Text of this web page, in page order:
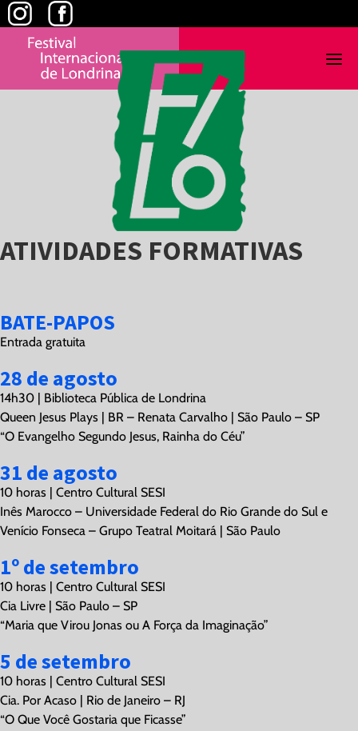
Skip
to
content
ATIVIDADES FORMATIVAS
Larger
Image
BATE-PAPOS
Entrada gratuita
28 de agosto
14h30 | Biblioteca Pública de Londrina
Queen Jesus Plays | BR – Renata Carvalho | São Paulo – SP
“O Evangelho Segundo Jesus, Rainha do Céu”
31 de agosto
10 horas | Centro Cultural SESI
Inês Marocco – Universidade Federal do Rio Grande do Sul e
Venício Fonseca – Grupo Teatral Moitará | São Paulo
1º de setembro
10 horas | Centro Cultural SESI
Cia Livre | São Paulo – SP
“Maria que Virou Jonas ou A Força da Imaginação”
5 de setembro
10 horas | Centro Cultural SESI
Cia. Por Acaso | Rio de Janeiro – RJ
“O Que Você Gostaria que Ficasse”